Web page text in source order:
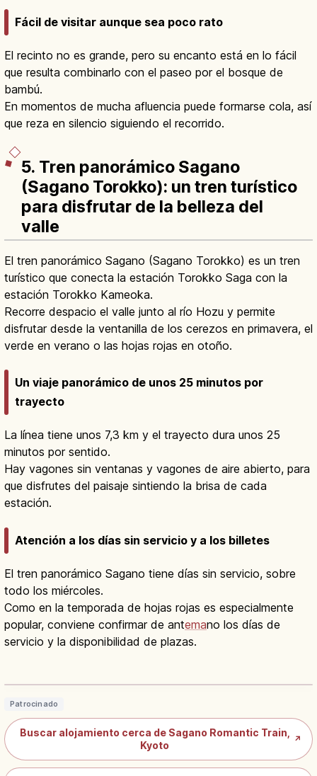
Fácil de visitar aunque sea poco rato
El recinto no es grande, pero su encanto está en lo fácil
que resulta combinarlo con el paseo por el bosque de
bambú.
En momentos de mucha afluencia puede formarse cola, así
que reza en silencio siguiendo el recorrido.
5. Tren panorámico Sagano
(Sagano Torokko): un tren turístico
para disfrutar de la belleza del
valle
El tren panorámico Sagano (Sagano Torokko) es un tren
turístico que conecta la estación Torokko Saga con la
estación Torokko Kameoka.
Recorre despacio el valle junto al río Hozu y permite
disfrutar desde la ventanilla de los cerezos en primavera, el
verde en verano o las hojas rojas en otoño.
Un viaje panorámico de unos 25 minutos por
trayecto
La línea tiene unos 7,3 km y el trayecto dura unos 25
minutos por sentido.
Hay vagones sin ventanas y vagones de aire abierto, para
que disfrutes del paisaje sintiendo la brisa de cada
estación.
Atención a los días sin servicio y a los billetes
El tren panorámico Sagano tiene días sin servicio, sobre
todo los miércoles.
Como en la temporada de hojas rojas es especialmente
popular, conviene confirmar de antemano los días de
servicio y la disponibilidad de plazas.
Tren Sagano Torokko en Kioto: 7,3 km
Patrocinado
Buscar alojamiento cerca de Sagano Romantic Train,
Kyoto
↗